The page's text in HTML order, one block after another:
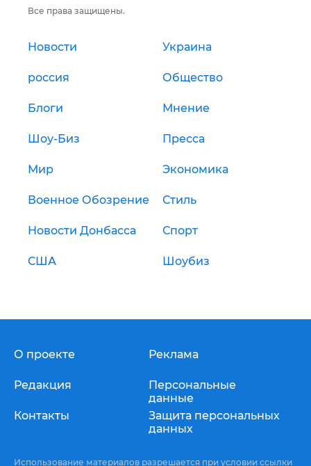
Все права защищены.
Новости Украина
россия Общество
Блоги Мнение
Шоу-Биз Пресса
Мир Экономика
Военное Обозрение Стиль
Новости Донбасса Спорт
США Шоубиз
О проекте
Редакция
Контакты
Реклама
Персональные
данные
Защита персональных
данных
Использование материалов разрешается при условии ссылки